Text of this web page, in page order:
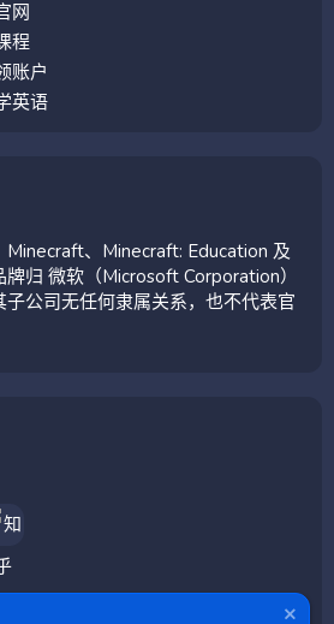
网
程
账户
英语
Minecraft、Minecraft: Education 及
归 微软（Microsoft Corporation）
公司无任何隶属关系，也不代表官